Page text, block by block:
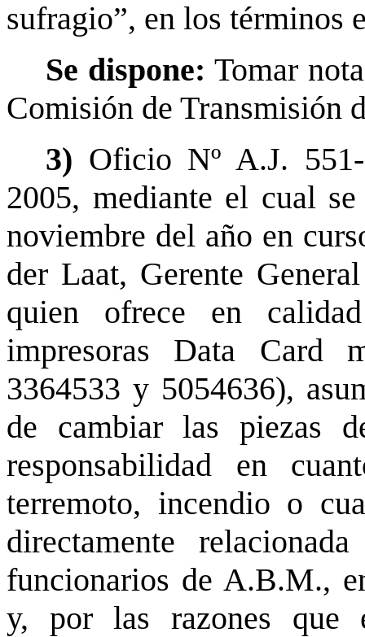
sufragio”, en los términos
Se dispone:Tomar
Comisión de Transmisión
3) Oficio Nº A.J.
2005, mediante el cual
noviembre del año en
der Laat, Gerente
quien ofrece en
impresoras Data Card
3364533 y 5054636),
de cambiar las piezas
responsabilidad en
terremoto, incendio o
directamente
funcionarios de A.B.M.,
y, por las razones que